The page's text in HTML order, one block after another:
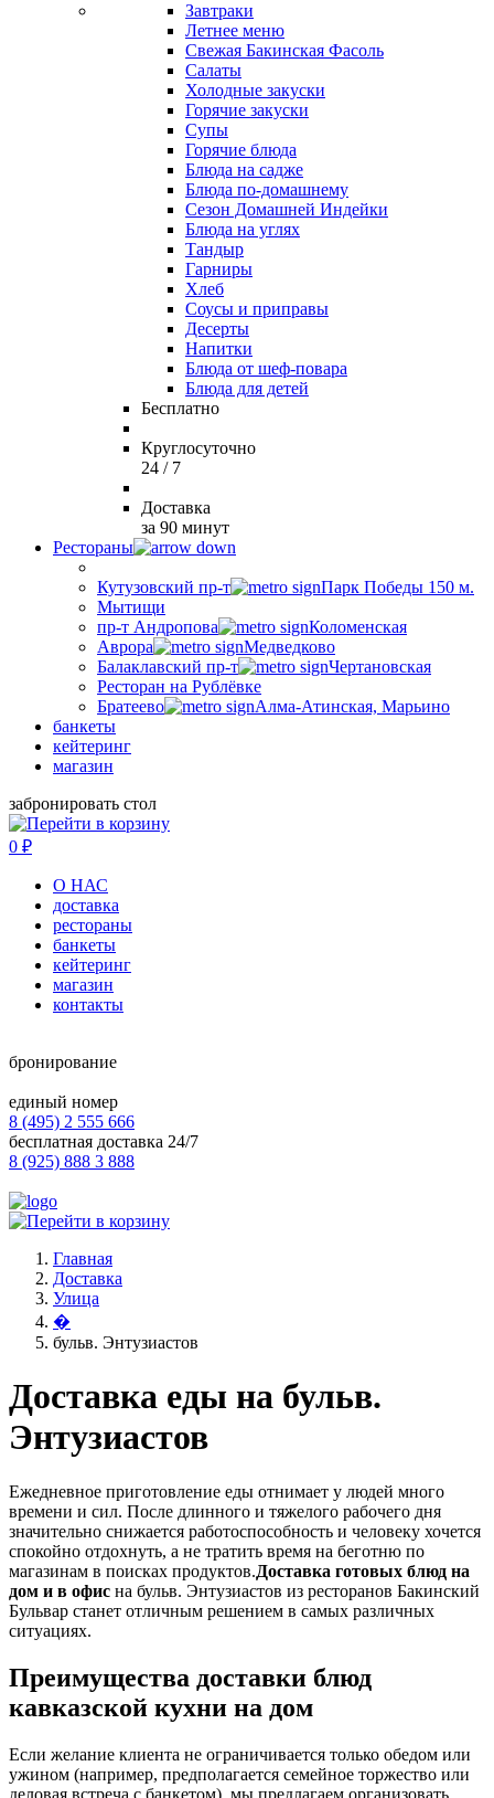
Завтраки
Летнее меню
Свежая Бакинская Фасоль
Салаты
Холодные закуски
Горячие закуски
Супы
Горячие блюда
Блюда на садже
Блюда по-домашнему
Сезон Домашней Индейки
Блюда на углях
Тандыр
Гарниры
Хлеб
Соусы и приправы
Десерты
Напитки
Блюда от шеф-повара
Блюда для детей
Бесплатно
Круглосуточно
24 / 7
Доставка
за 90 минут
Рестораны
Кутузовский пр-т
Парк Победы 150 м.
Мытищи
пр-т Андропова
Коломенская
Аврора
Медведково
Балаклавский пр-т
Чертановская
Ресторан на Рублёвке
Братеево
Алма-Атинская, Марьино
банкеты
кейтеринг
магазин
забронировать стол
0 ₽
О НАС
доставка
рестораны
банкеты
кейтеринг
магазин
контакты
бронирование
единый номер
8 (495) 2 555 666
бесплатная доставка 24/7
8 (925) 888 3 888
Главная
Доставка
Улица
�
бульв. Энтузиастов
Доставка еды на бульв.
Энтузиастов
Ежедневное приготовление еды отнимает у людей много
времени и сил. После длинного и тяжелого рабочего дня
значительно снижается работоспособность и человеку хочется
спокойно отдохнуть, а не тратить время на беготню по
магазинам в поисках продуктов.Доставка готовых блюд на
дом и в офис на бульв. Энтузиастов из ресторанов Бакинский
Бульвар станет отличным решением в самых различных
ситуациях.
Преимущества доставки блюд
кавказской кухни на дом
Если желание клиента не ограничивается только обедом или
ужином (например, предполагается семейное торжество или
деловая встреча с банкетом), мы предлагаем организовать